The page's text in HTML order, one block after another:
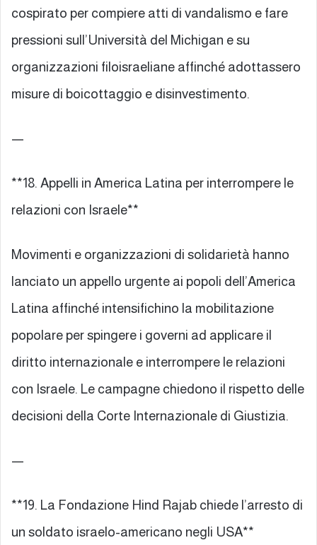
cospirato per compiere atti di vandalismo e fare
pressioni sull’Università del Michigan e su
organizzazioni filoisraeliane affinché adottassero
misure di boicottaggio e disinvestimento.
—
**18. Appelli in America Latina per interrompere le
relazioni con Israele**
Movimenti e organizzazioni di solidarietà hanno
lanciato un appello urgente ai popoli dell’America
Latina affinché intensifichino la mobilitazione
popolare per spingere i governi ad applicare il
diritto internazionale e interrompere le relazioni
con Israele. Le campagne chiedono il rispetto delle
decisioni della Corte Internazionale di Giustizia.
—
**19. La Fondazione Hind Rajab chiede l’arresto di
un soldato israelo-americano negli USA**